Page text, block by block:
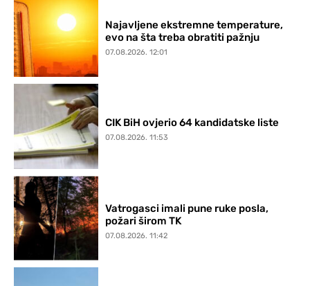
Najavljene ekstremne temperature,
evo na šta treba obratiti pažnju
07.08.2026. 12:01
CIK BiH ovjerio 64 kandidatske liste
07.08.2026. 11:53
Vatrogasci imali pune ruke posla,
požari širom TK
07.08.2026. 11:42